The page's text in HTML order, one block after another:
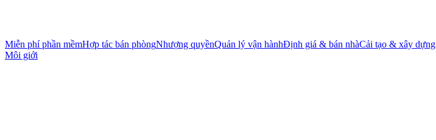
Miễn phí phần mềmHợp tác bán phòngNhượng quyềnQuản lý vận hànhĐịnh giá & bán nhàCải tạo & xây dựng
Môi giới